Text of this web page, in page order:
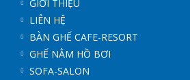
GIỚI THIỆU
LIÊN HỆ
BÀN GHẾ CAFE-RESORT
GHẾ NẰM HỒ BƠI
SOFA-SALON